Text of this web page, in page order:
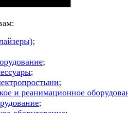
;
;
;
;
и реанимационное
;